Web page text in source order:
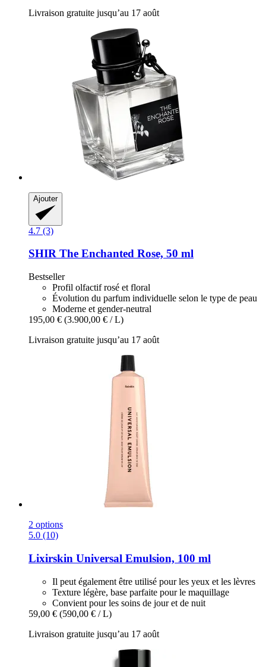
Livraison gratuite jusqu’au 17 août
Ajouter
4.7 (3)
SHIR The Enchanted Rose, 50 ml
Bestseller
Profil olfactif rosé et floral
Évolution du parfum individuelle selon le type de peau
Moderne et gender-neutral
195,00 € (3.900,00 € / L)
Livraison gratuite jusqu’au 17 août
2 options
5.0 (10)
Lixirskin Universal Emulsion, 100 ml
Il peut également être utilisé pour les yeux et les lèvres
Texture légère, base parfaite pour le maquillage
Convient pour les soins de jour et de nuit
59,00 € (590,00 € / L)
Livraison gratuite jusqu’au 17 août